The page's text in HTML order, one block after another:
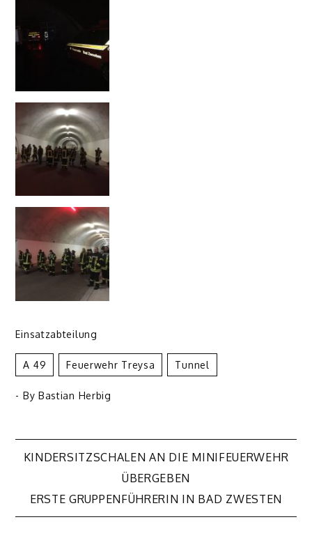
Einsatzabteilung
A 49 Feuerwehr Treysa Tunnel
- By Bastian Herbig
Beitragsnavigation
KINDERSITZSCHALEN AN DIE MINIFEUERWEHR
ÜBERGEBEN
ERSTE GRUPPENFÜHRERIN IN BAD ZWESTEN